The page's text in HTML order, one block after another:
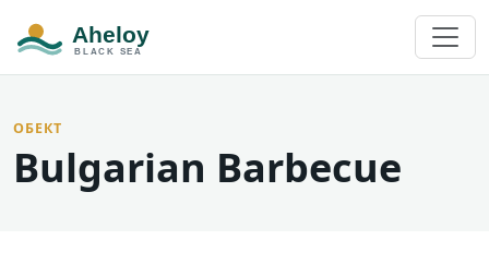
ОБЕКТ
Bulgarian Barbecue